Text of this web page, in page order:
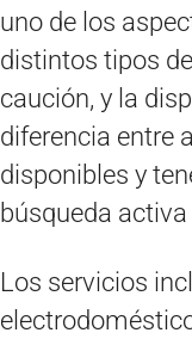
uno de los
distintos tipos
caución, y la
diferencia entre
disponibles y
búsqueda
Los servicios